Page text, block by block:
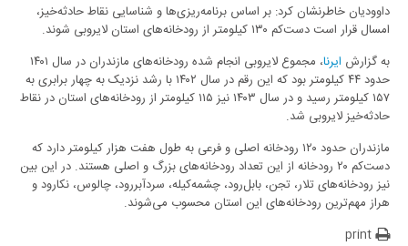
داوودیان خاطرنشان کرد: بر اساس برنامه‌ریزی‌ها و شناسایی نقاط حادثه‌خیز،
امسال قرار است دست‌کم ۱۳۰ کیلومتر از رودخانه‌های استان لایروبی شوند.
به گزارش ایرنا
، مجموع لایروبی انجام شده رودخانه‌های مازندران در سال ۱۴۰۱
حدود ۴۴ کیلومتر بود که این رقم در سال ۱۴۰۲ با رشد نزدیک به چهار برابری به
۱۵۷ کیلومتر رسید و در سال ۱۴۰۳ نیز ۱۱۵ کیلومتر از رودخانه‌های استان در نقاط
حادثه‌خیز لایروبی شد.
مازندران حدود ۱۲۰ رودخانه اصلی و فرعی به طول هفت هزار کیلومتر دارد که
دست‌کم ۲۰ رودخانه از این تعداد رودخانه‌های بزرگ و اصلی هستند. در این بین
نیز رودخانه‌های تلار، تجن، بابل‌رود، چشمه‌کیله، سردآبررود، چالوس، نکارود و
هراز مهم‌ترین رودخانه‌های این استان محسوب می‌شوند.
print